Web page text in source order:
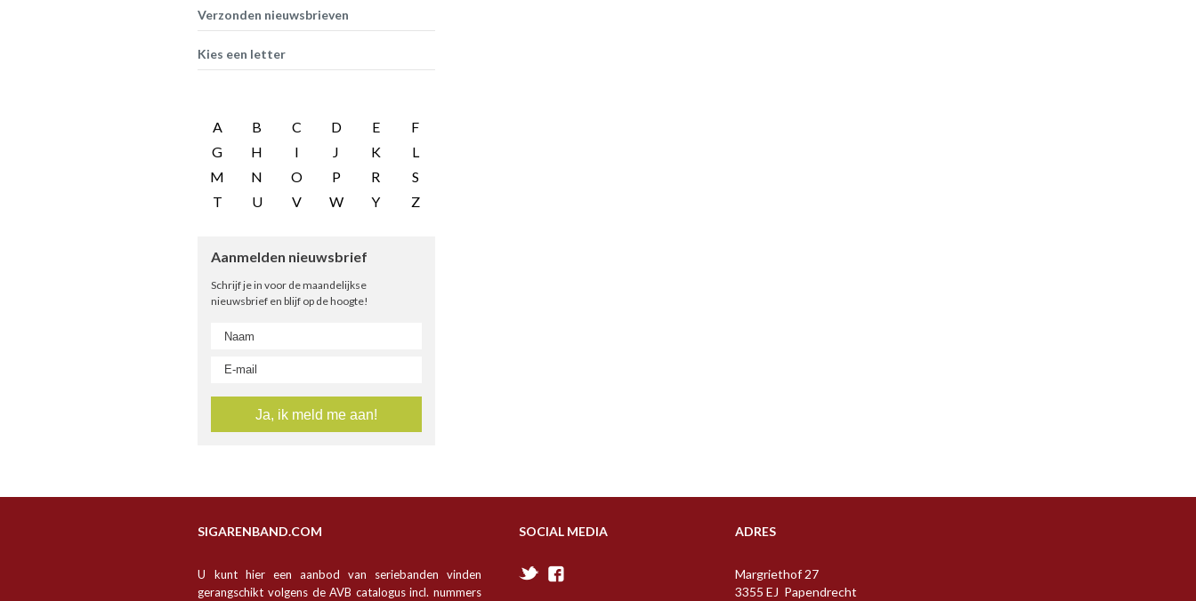
Verzonden nieuwsbrieven
Kies een letter
A B C D E
F
G
H I J K
L
M
N O P R
S
T
U V W Y Z
Aanmelden nieuwsbrief
Schrijf je in voor de maandelijkse
nieuwsbrief en blijf op de hoogte!
SOCIAL MEDIA ADRES
Margriethof 27
3355 EJ Papendrecht
SIGARENBAND.COM
U kunt hier een aanbod van seriebanden vinden
gerangschikt volgens de AVB catalogus incl. nummers